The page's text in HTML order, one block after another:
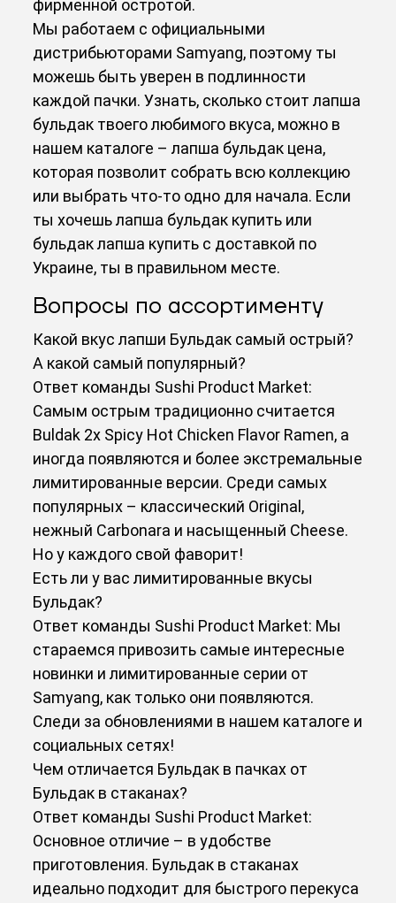
фирменной остротой.
Мы работаем с официальными
дистрибьюторами Samyang, поэтому ты
можешь быть уверен в подлинности
каждой пачки. Узнать, сколько стоит лапша
бульдак твоего любимого вкуса, можно в
нашем каталоге – лапша бульдак цена,
которая позволит собрать всю коллекцию
или выбрать что-то одно для начала. Если
ты хочешь лапша бульдак купить или
бульдак лапша купить с доставкой по
Украине, ты в правильном месте.
Вопросы по ассортименту
Какой вкус лапши Бульдак самый острый?
А какой самый популярный?
Ответ команды Sushi Product Market:
Самым острым традиционно считается
Buldak 2x Spicy Hot Chicken Flavor Ramen, а
иногда появляются и более экстремальные
лимитированные версии. Среди самых
популярных – классический Original,
нежный Carbonara и насыщенный Cheese.
Но у каждого свой фаворит!
Есть ли у вас лимитированные вкусы
Бульдак?
Ответ команды Sushi Product Market: Мы
стараемся привозить самые интересные
новинки и лимитированные серии от
Samyang, как только они появляются.
Следи за обновлениями в нашем каталоге и
социальных сетях!
Чем отличается Бульдак в пачках от
Бульдак в стаканах?
Ответ команды Sushi Product Market:
Основное отличие – в удобстве
приготовления. Бульдак в стаканах
идеально подходит для быстрого перекуса